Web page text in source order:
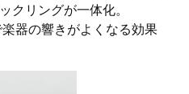
クリングが一体化。
器の響きがよくなる効果